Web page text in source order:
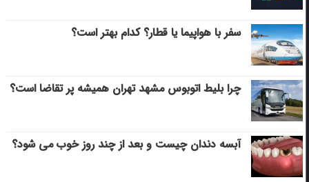
سفر با هواپیما یا قطار؟ کدام بهتر است؟
چرا بلیط اتوبوس مشهد تهران همیشه پر تقاضا است؟
آبسه دندان چیست و بعد از چند روز خوب می‌ شود؟